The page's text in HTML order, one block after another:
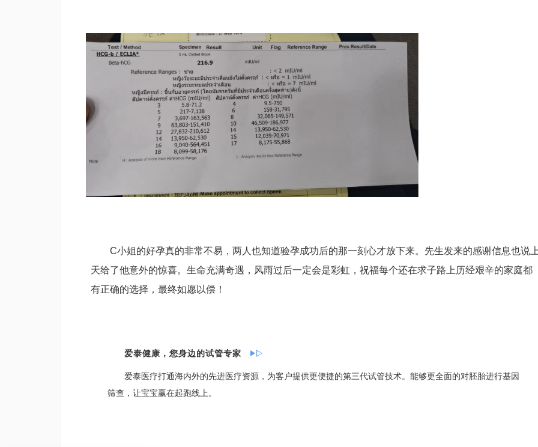
C小姐的好孕真的非常不易，两人也知道验孕成功后的那一刻心才放下来。先生发来的感谢信息也说
天给了他意外的惊喜。生命充满奇遇，风雨过后一定会是彩虹，祝福每个还在求子路上历经艰辛的家庭都
有正确的选择，最终如愿以偿！
爱泰健康，您身边的试管专家
爱泰医疗打通海内外的先进医疗资源，为客户提供更便捷的第三代试管技术。能够更全面的对胚胎进行基因
筛查，让宝宝赢在起跑线上。